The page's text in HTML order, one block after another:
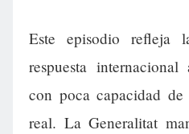
Este episodio refleja
respuesta
con poca capacidad
real. La Generalitat